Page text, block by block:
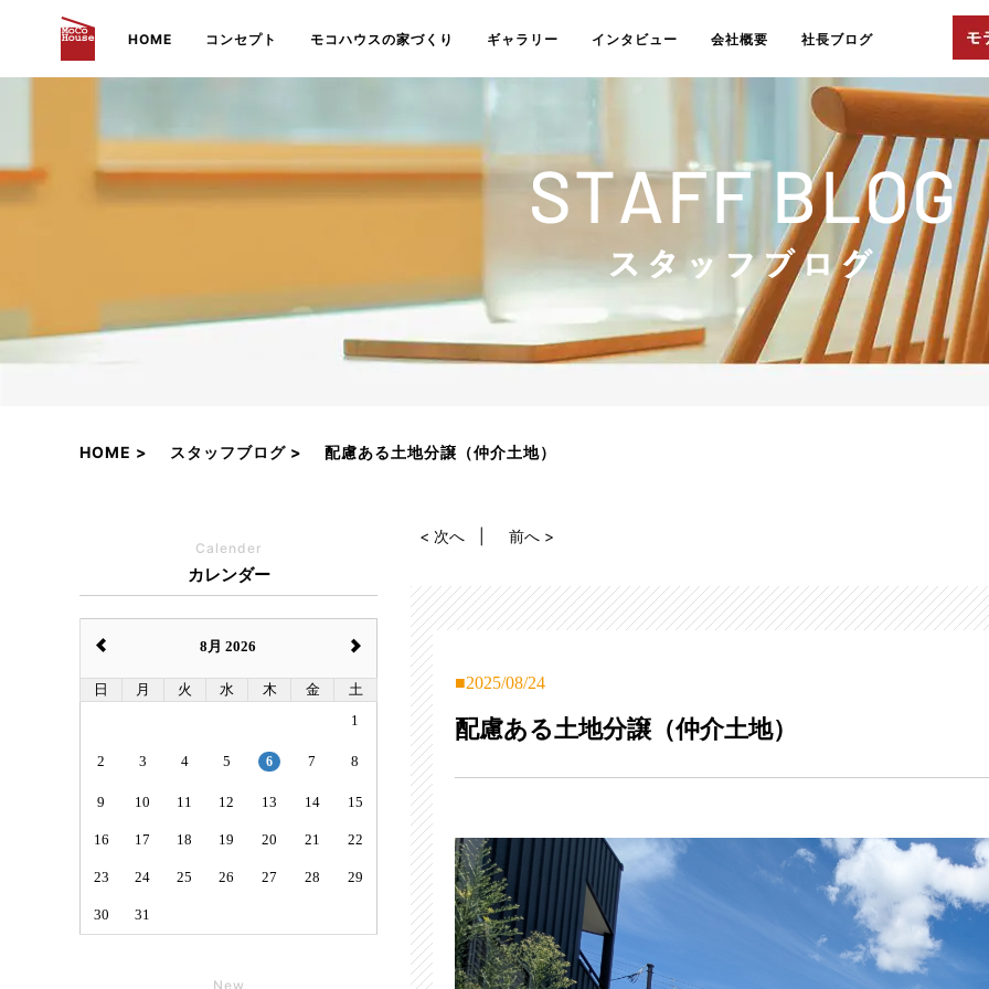
HOME コンセプト モコハウスの家づくり ギャラリー インタビュー 会社概要 社長ブログ
HOME スタッフブログ 配慮ある土地分譲（仲介土地）
< 次へ 前へ >
2025/08/24
配慮ある土地分譲（仲介土地）
Calender
カレンダー
8月 2026
日 月 火 水 木 金
土
1
2 3 4 5 6 7 8
9 10 11 12 13 14 15
16 17 18 19 20 21 22
23 24 25 26 27 28 29
30 31
New